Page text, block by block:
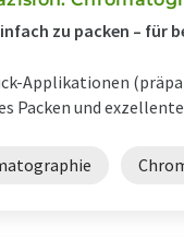
zu packen – für
Applikationen
Packen und